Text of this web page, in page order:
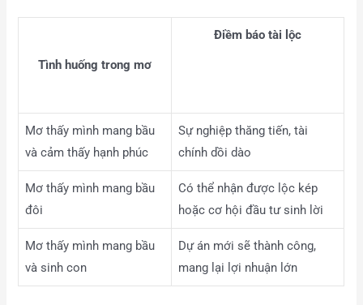
Tình huống trong mơ
Điềm báo tài lộc
Mơ thấy mình mang bầu
và cảm thấy hạnh phúc
Sự nghiệp thăng tiến, tài
chính dồi dào
Mơ thấy mình mang bầu
đôi
Có thể nhận được lộc kép
hoặc cơ hội đầu tư sinh lời
Mơ thấy mình mang bầu
và sinh con
Dự án mới sẽ thành công,
mang lại lợi nhuận lớn